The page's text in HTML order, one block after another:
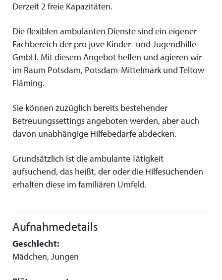
Derzeit 2 freie Kapazitäten.
Die flexiblen ambulanten Dienste sind ein eigener
Fachbereich der pro juve Kinder- und Jugendhilfe
GmbH. Mit diesem Angebot helfen und agieren wir
im Raum Potsdam, Potsdam-Mittelmark und Teltow-
Fläming.
Sie können zuzüglich bereits bestehender
Betreuungssettings angeboten werden, aber auch
davon unabhängige Hilfebedarfe abdecken.
Grundsätzlich ist die ambulante Tätigkeit
aufsuchend, das heißt, der oder die Hilfesuchenden
erhalten diese im familiären Umfeld.
Aufnahmedetails
Geschlecht:
Mädchen, Jungen